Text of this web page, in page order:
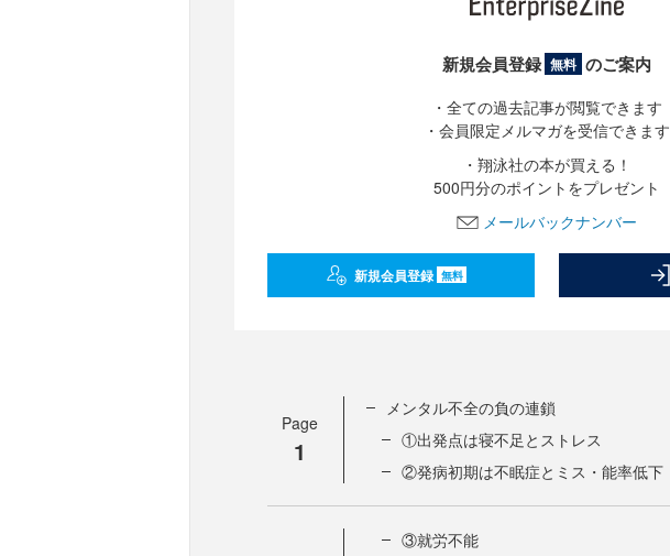
新規会員登録 無料 のご案内
・全ての過去記事が閲覧できます
・会員限定メルマガを受信できます
・翔泳社の本が買える！
500円分のポイントをプレゼント
メールバックナンバー
新規会員登録 無料
Page
1
メンタル不全の負の連鎖
①出発点は寝不足とストレス
②発病初期は不眠症とミス・能率低下
③就労不能